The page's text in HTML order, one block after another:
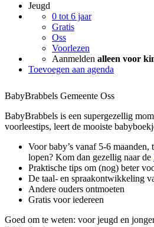
Jeugd
0 tot 6 jaar
Gratis
Oss
Voorlezen
Aanmelden alleen voor
Toevoegen aan agenda
BabyBrabbels Gemeente Oss
BabyBrabbels is een supergezellig
voorleestips, leert de mooiste
Voor baby’s vanaf 5-6
lopen? Kom dan gezellig naar de
Praktische tips om (nog) beter
De taal- en spraakontwikkeling
Andere ouders ontmoeten
Gratis voor iedereen
Goed om te weten: voor jeugd en